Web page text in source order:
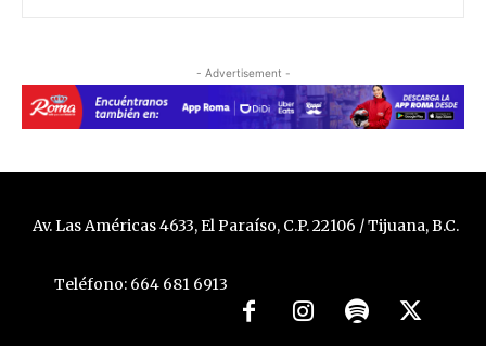
- Advertisement -
Av. Las Américas 4633, El Paraíso, C.P. 22106 / Tijuana, B.C.
Teléfono: 664 681 6913